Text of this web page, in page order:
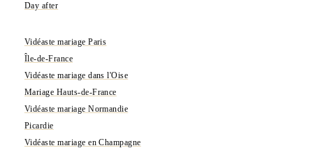
Day after
Vidéaste mariage Paris
Île-de-France
Vidéaste mariage dans l'Oise
Mariage Hauts-de-France
Vidéaste mariage Normandie
Picardie
Vidéaste mariage en Champagne